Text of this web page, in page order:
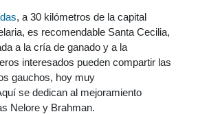
, a 30 kilómetros de la capital
es recomendable Santa Cecilia,
a la cría de ganado y a la
interesados pueden compartir las
gauchos, hoy muy
se dedican al mejoramiento
Nelore y Brahman.